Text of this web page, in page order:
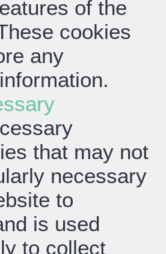
of the
cookies
any
that may not
necessary
to
is used
to collect